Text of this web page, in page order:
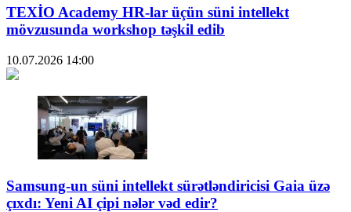
TEXİO Academy HR-lar üçün süni intellekt
mövzusunda workshop təşkil edib
10.07.2026 14:00
Samsung-un süni intellekt sürətləndiricisi Gaia üzə
çıxdı: Yeni AI çipi nələr vəd edir?